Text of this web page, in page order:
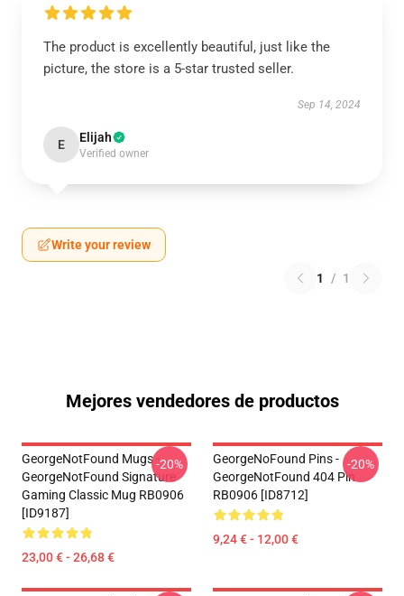
The product is excellently beautiful, just like the
picture, the store is a 5-star trusted seller.
Sep 14, 2024
E Elijah
Verified owner
Write your review
1 / 1
Mejores vendedores de productos
GeorgeNotFound Mugs -
GeorgeNotFound Signature
Gaming Classic Mug RB0906
[ID9187]
23,00 € - 26,68 €
-20%
GeorgeNoFound Pins -
GeorgeNotFound 404 Pin
RB0906 [ID8712]
9,24 € - 12,00 €
-20%